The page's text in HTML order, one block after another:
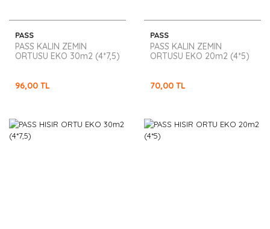
PASS
PASS KALIN ZEMIN
ORTUSU EKO 30m2 (4*7,5)
96,00 TL
PASS
PASS KALIN ZEMIN
ORTUSU EKO 20m2 (4*5)
70,00 TL